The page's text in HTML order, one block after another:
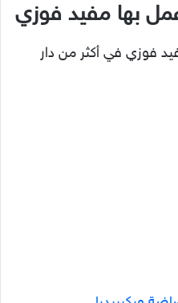
بها مفيد فوزي
فوزي في أكثر من دار